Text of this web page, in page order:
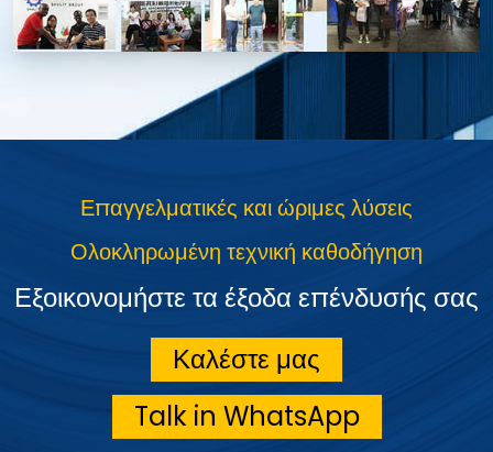
Επαγγελματικές και ώριμες λύσεις
Ολοκληρωμένη τεχνική καθοδήγηση
Εξοικονομήστε τα έξοδα επένδυσής σας
Καλέστε μας
Talk in WhatsApp